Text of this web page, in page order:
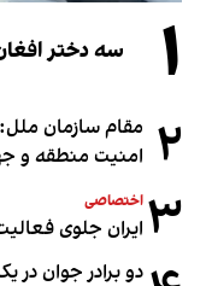
۱ سه دختر
۲ مقام سازمان
امنیت منطقه و
۳ اختصاصی
ایران جلوی
دو برادر جوان در